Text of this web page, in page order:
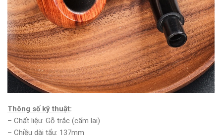
Thông số kỹ thuật:
– Chất liệu: Gỗ trắc (cẩm lai)
– Chiều dài tẩu: 137mm